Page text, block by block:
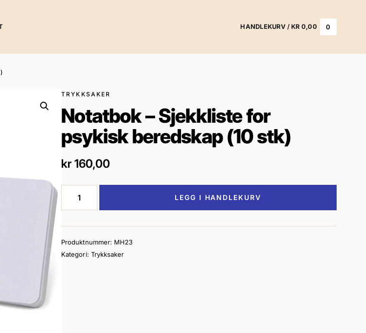
HANDLEKURV / KR 0,00 0
TRYKKSAKER
Notatbok – Sjekkliste for
psykisk beredskap (10 stk)
kr 160,00
for
psykisk
beredskap
LEGG I HANDLEKURV
Produktnummer: MH23
Kategori: Trykksaker